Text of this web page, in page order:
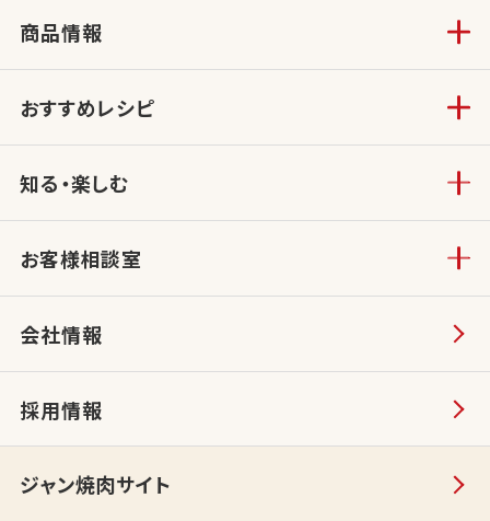
商品情報
おすすめレシピ
知る・楽しむ
お客様相談室
会社情報
採用情報
ジャン焼肉サイト